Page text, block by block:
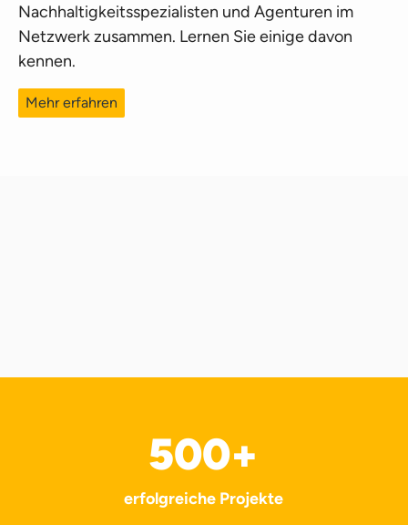
Nachhaltigkeitsspezialisten und Agenturen im
Netzwerk zusammen. Lernen Sie einige davon
kennen.
Mehr erfahren
500+
erfolgreiche Projekte